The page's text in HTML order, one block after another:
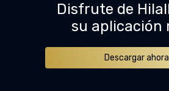
Disfrute de
su aplicación
Descargar ahora